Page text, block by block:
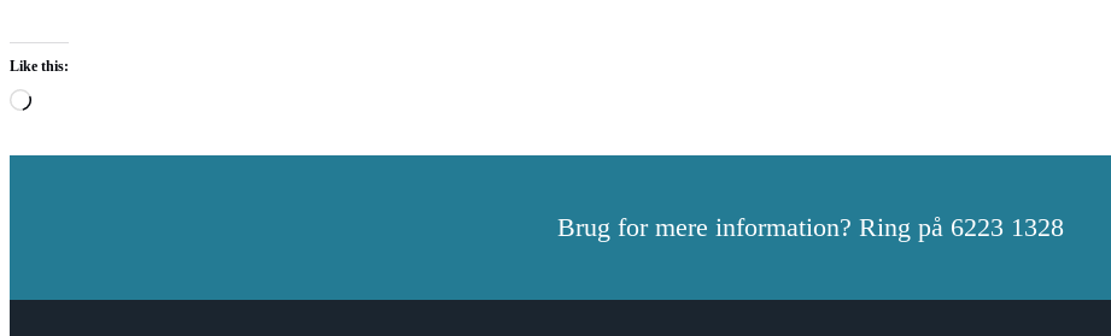
Like this:
Loading…
Brug for mere information? Ring på 6223 1328